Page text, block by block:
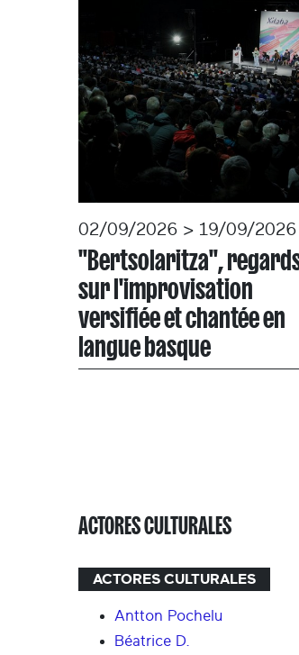
02/09/2026 > 19/09/2026
"Bertsolaritza",
sur l'improvisation
versifiée et chantée en
langue basque
ACTORES CULTURALES
ACTORES CULTURALES
Antton Pochelu
Béatrice D.